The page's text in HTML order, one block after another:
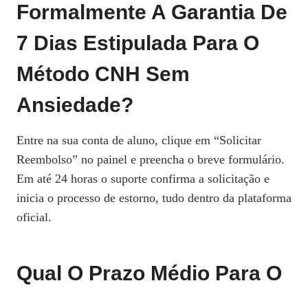
Formalmente A Garantia De
7 Dias Estipulada Para O
Método CNH Sem
Ansiedade?
Entre na sua conta de aluno, clique em “Solicitar
Reembolso” no painel e preencha o breve formulário.
Em até 24 horas o suporte confirma a solicitação e
inicia o processo de estorno, tudo dentro da plataforma
oficial.
Qual O Prazo Médio Para O